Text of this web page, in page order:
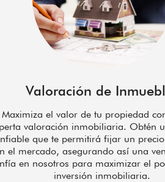
Valoración de
Maximiza el valor de tu propiedad
valoración inmobiliaria. Obtén
que te permitirá fijar un
el mercado, asegurando así una
en nosotros para maximizar el
inversión inmobiliaria.